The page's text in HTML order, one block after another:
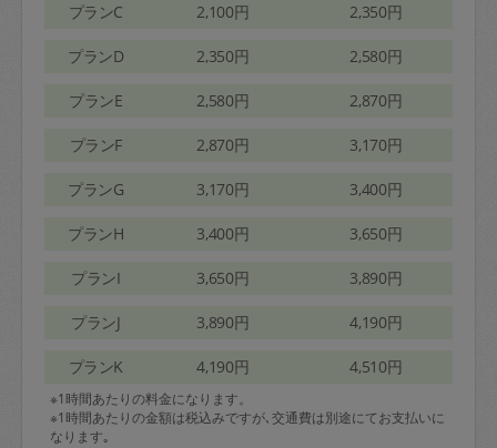
プランC 2,100円 2,350円
プランD 2,350円 2,580円
プランE 2,580円 2,870円
プランF 2,870円 3,170円
プランG 3,170円 3,400円
プランH 3,400円 3,650円
プランI 3,650円 3,890円
プランJ 3,890円 4,190円
プランK 4,190円 4,510円
※1時間あたりの料金になります。
※1時間あたりの金額は税込みですが､交通費は別途にてお支払いに
なります｡